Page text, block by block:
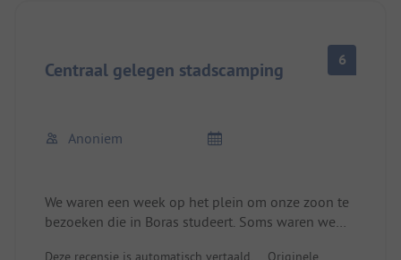
Centraal gelegen stadscamping 6
Anoniem
We waren een week op het plein om onze zoon te
bezoeken die in Boras studeert. Soms waren we